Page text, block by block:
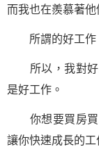
而我也在羨慕著他
所謂的好工作
所以，我對好
是好工作。
你想要買房買
讓你快速成長的工